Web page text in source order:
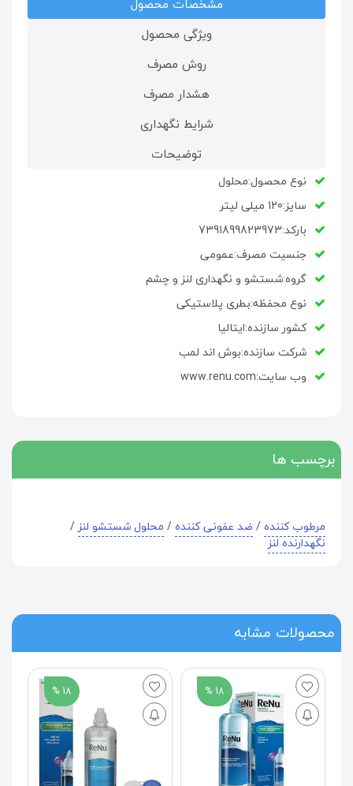
مشخصات محصول
ویژگی محصول
روش مصرف
هشدار مصرف
شرایط نگهداری
توضیحات
نوع محصول:محلول
سایز:120 میلی لیتر
بارکد:7391899823973
جنسیت مصرف:عمومی
گروه:شستشو و نگهداری لنز و چشم
نوع محفظه:بطری پلاستیکی
کشور سازنده:ایتالیا
شرکت سازنده:بوش اند لمب
وب سایت:www.renu.com
برچسب ها
مرطوب کننده/ ضد عفونی کننده/ محلول شستشو لنز/
نگهدارنده لنز
محصولات مشابه
18 %
18 %